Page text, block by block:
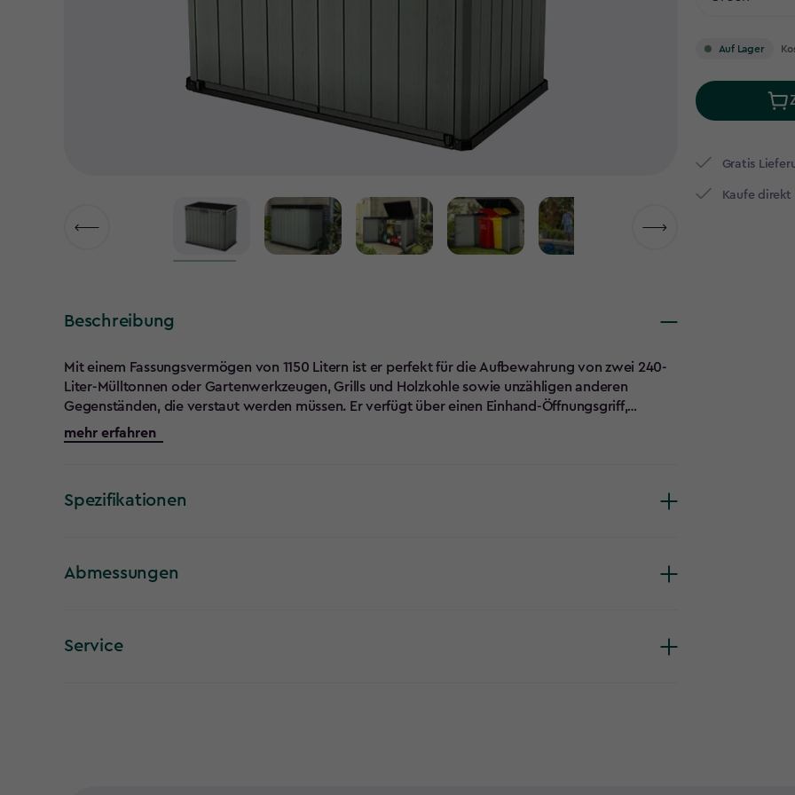
Auf Lager
Gratis
Kaufe
Beschreibung
Mit einem Fassungsvermögen von 1150 Litern ist er perfekt für die Aufbewahrung von zwei 240-
Liter-Mülltonnen oder Gartenwerkzeugen, Grills und Holzkohle sowie unzähligen anderen
Gegenständen, die verstaut werden müssen. Er verfügt über einen Einhand-Öffnungsgriff,
Hydraulikzylinder am Deckel, verstellbare Halterungen für ein Regal und ist für zusätzliche
Sicherheit abschließbar (Schloss nicht im Lieferumfang enthalten).
mehr erfahren
Spezifikationen
Abmessungen
Service